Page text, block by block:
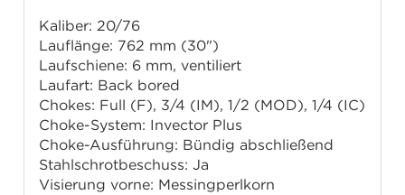
Kaliber: 20/76
Lauflänge: 762 mm (30")
Laufschiene: 6 mm, ventiliert
Laufart: Back bored
Chokes: Full (F), 3/4 (IM), 1/2 (MOD), 1/4 (IC)
Choke-System: Invector Plus
Choke-Ausführung: Bündig abschließend
Stahlschrotbeschuss: Ja
Visierung vorne: Messingperlkorn